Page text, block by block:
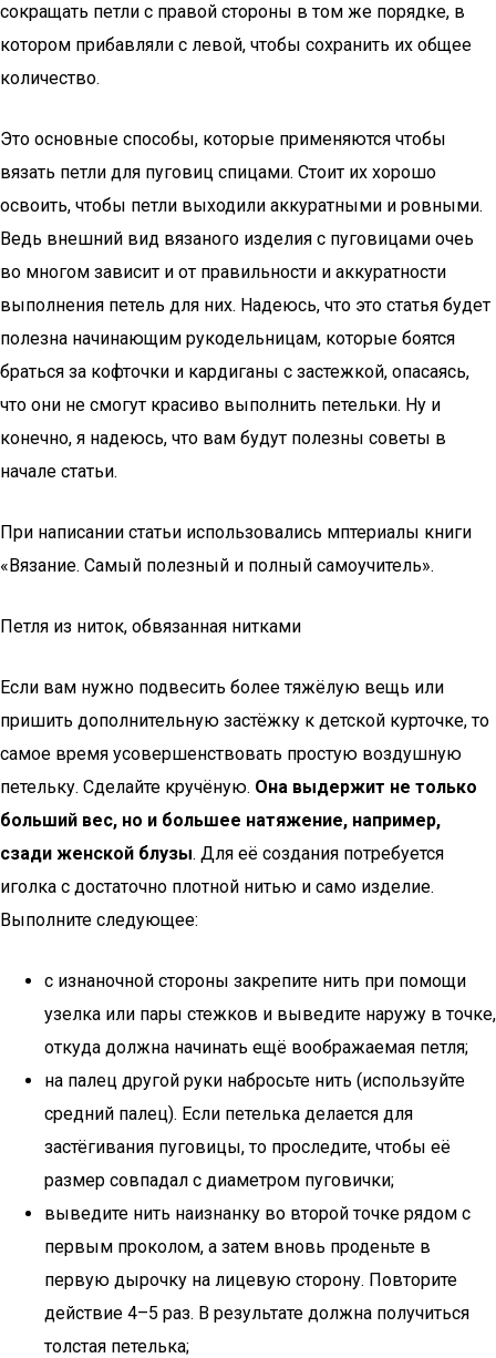
сокращать петли с правой стороны в том же порядке, в
котором прибавляли с левой, чтобы сохранить их общее
количество.
Это основные способы, которые применяются чтобы
вязать петли для пуговиц спицами. Стоит их хорошо
освоить, чтобы петли выходили аккуратными и ровными.
Ведь внешний вид вязаного изделия с пуговицами очеь
во многом зависит и от правильности и аккуратности
выполнения петель для них. Надеюсь, что это статья будет
полезна начинающим рукодельницам, которые боятся
браться за кофточки и кардиганы с застежкой, опасаясь,
что они не смогут красиво выполнить петельки. Ну и
конечно, я надеюсь, что вам будут полезны советы в
начале статьи.
При написании статьи использовались мптериалы книги
«Вязание. Самый полезный и полный самоучитель».
Петля из ниток, обвязанная нитками
Если вам нужно подвесить более тяжёлую вещь или
пришить дополнительную застёжку к детской курточке, то
самое время усовершенствовать простую воздушную
петельку. Сделайте кручёную. Она выдержит не только
больший вес, но и большее натяжение, например,
сзади женской блузы. Для её создания потребуется
иголка с достаточно плотной нитью и само изделие.
Выполните следующее:
с изнаночной стороны закрепите нить при помощи
узелка или пары стежков и выведите наружу в точке,
откуда должна начинать ещё воображаемая петля;
на палец другой руки набросьте нить (используйте
средний палец). Если петелька делается для
застёгивания пуговицы, то проследите, чтобы её
размер совпадал с диаметром пуговички;
выведите нить наизнанку во второй точке рядом с
первым проколом, а затем вновь проденьте в
первую дырочку на лицевую сторону. Повторите
действие 4–5 раз. В результате должна получиться
толстая петелька;